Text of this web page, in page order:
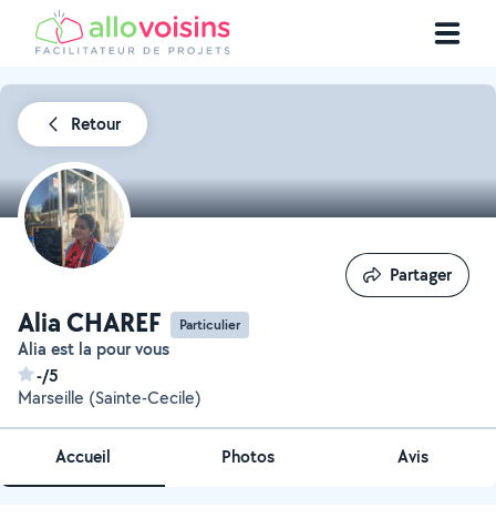
Retour
Alia CHAREF Particulier
Alia est la pour vous
-/5
Marseille (Sainte-Cecile)
Partager
Partager
Accueil Photos Avis